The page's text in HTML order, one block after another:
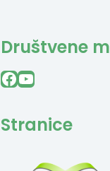
Društvene
Facebook YouTube
Stranice